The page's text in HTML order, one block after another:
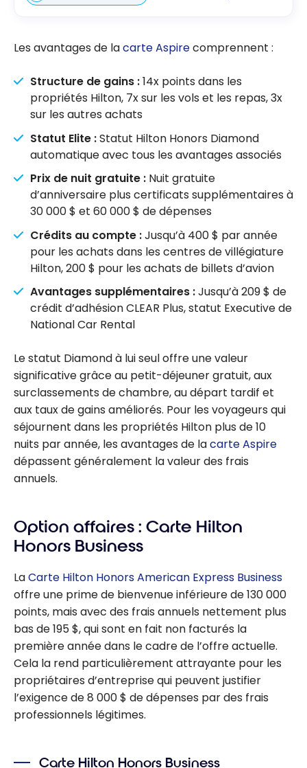
Les avantages de lacarte Aspirecomprennent :
Structure de gains :14x points dans les
propriétés Hilton, 7x sur les vols et les repas, 3x
sur les autres achats
Statut Elite :Statut Hilton Honors Diamond
automatique avec tous les avantages associés
Prix de nuit gratuite : Nuit gratuite
d’anniversaire plus certificats supplémentaires à
30 000 $ et 60 000 $ de dépenses
Crédits au compte :Jusqu’à 400 $ par année
pour les achats dans les centres de villégiature
Hilton, 200 $ pour les achats de billets d’avion
Avantages supplémentaires :Jusqu’à 209 $ de
crédit d’adhésion CLEAR Plus, statut Executivede
National Car Rental
Le statut Diamond à lui seul offre une valeur
significative grâce au petit-déjeuner gratuit, aux
surclassements de chambre, au départ tardif et
aux taux de gains améliorés. Pour les voyageurs qui
séjournent dans les propriétés Hilton plus de 10
nuits par année, les avantages de lacarte Aspire
dépassent généralement la valeur des frais
annuels.
Option affaires : Carte Hilton
Honors Business
LaCarte Hilton Honors American Express Business
offre une prime de bienvenue inférieure de 130 000
points, mais avec des frais annuels nettement plus
bas de 195 $, qui sont en fait non facturés la
première année dans le cadre de l’offre actuelle.
Cela la rend particulièrement attrayante pour les
propriétaires d’entreprise qui peuvent justifier
l’exigence de 8 000 $ de dépenses par des frais
professionnels légitimes.
Carte Hilton Honors Business